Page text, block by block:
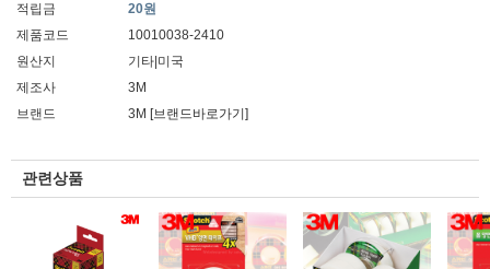
적립금
20원
제품코드
10010038-2410
원산지
기타|미국
제조사
3M
브랜드
3M [브랜드바로가기]
관련상품